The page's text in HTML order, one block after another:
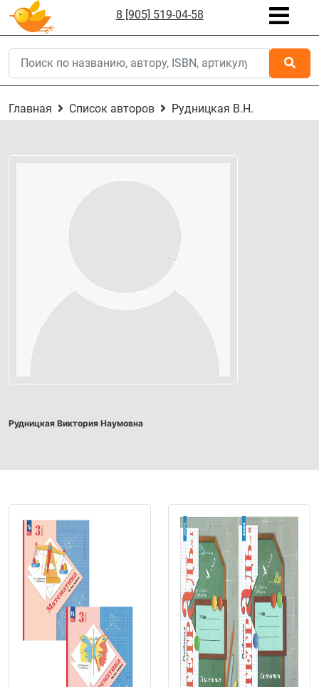
8 [905] 519-04-58
Главная Список авторов Рудницкая В.Н.
Рудницкая Виктория Наумовна